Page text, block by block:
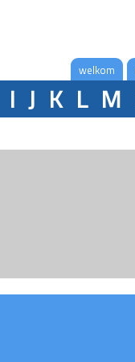
welkom
I J K L M